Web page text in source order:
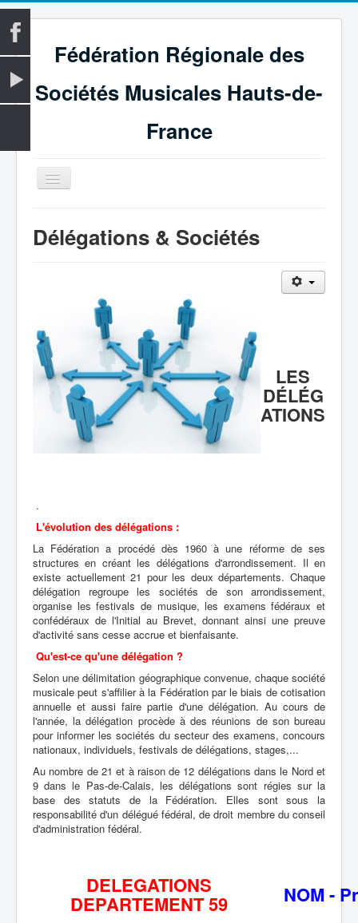
Fédération Régionale des
Sociétés Musicales Hauts-de-
France
Basculer
la
La Fédération
Le Magazine
Les Médailles
Boîte à Outils
Contact
Délégations & Sociétés
LES
DÉLÉG
ATIONS
.
L'évolution des délégations :
La Fédération a procédé dès 1960 à une réforme de ses
structures en créant les délégations d'arrondissement. Il en
existe actuellement 21 pour les deux départements. Chaque
délégation regroupe les sociétés de son arrondissement,
organise les festivals de musique, les examens fédéraux et
confédéraux de l'Initial au Brevet, donnant ainsi une preuve
d'activité sans cesse accrue et bienfaisante.
Qu'est-ce qu'une délégation ?
Selon une délimitation géographique convenue, chaque société
musicale peut s'affilier à la Fédération par le biais de cotisation
annuelle et aussi faire partie d'une délégation. Au cours de
l'année, la délégation procède à des réunions de son bureau
pour informer les sociétés du secteur des examens, concours
nationaux, individuels, festivals de délégations, stages,...
Au nombre de 21 et à raison de 12 délégations dans le Nord et
9 dans le Pas-de-Calais, les délégations sont régies sur la
base des statuts de la Fédération. Elles sont sous la
responsabilité d'un délégué fédéral, de droit membre du conseil
d'administration fédéral.
DELEGATIONS
DEPARTEMENT 59 NOM -